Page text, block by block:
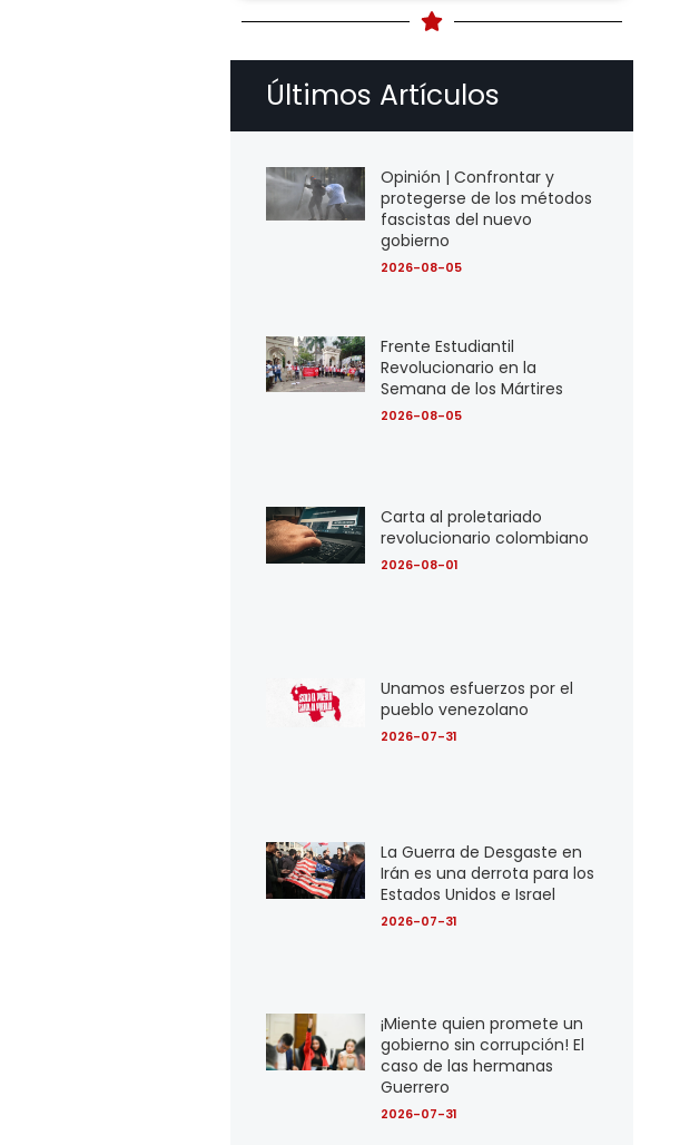
Últimos Artículos
Opinión | Confrontar y
protegerse de los métodos
fascistas del nuevo
gobierno
2026-08-05
Frente Estudiantil
Revolucionario en la
Semana de los Mártires
2026-08-05
Carta al proletariado
revolucionario colombiano
2026-08-01
Unamos esfuerzos por el
pueblo venezolano
2026-07-31
La Guerra de Desgaste en
Irán es una derrota para los
Estados Unidos e Israel
2026-07-31
¡Miente quien promete un
gobierno sin corrupción! El
caso de las hermanas
Guerrero
2026-07-31